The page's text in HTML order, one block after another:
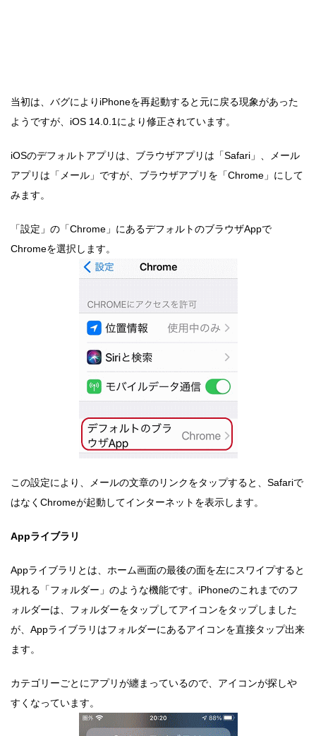
当初は、バグによりiPhoneを再起動すると元に戻る現象があった
ようですが、iOS 14.0.1により修正されています。
iOSのデフォルトアプリは、ブラウザアプリは「Safari」、メール
アプリは「メール」ですが、ブラウザアプリを「Chrome」にして
みます。
「設定」の「Chrome」にあるデフォルトのブラウザAppで
Chromeを選択します。
この設定により、メールの文章のリンクをタップすると、Safariで
はなくChromeが起動してインターネットを表示します。
Appライブラリ
Appライブラリとは、ホーム画面の最後の面を左にスワイプすると
現れる「フォルダー」のような機能です。iPhoneのこれまでのフ
ォルダーは、フォルダーをタップしてアイコンをタップしました
が、Appライブラリはフォルダーにあるアイコンを直接タップ出来
ます。
カテゴリーごとにアプリが纏まっているので、アイコンが探しや
すくなっています。